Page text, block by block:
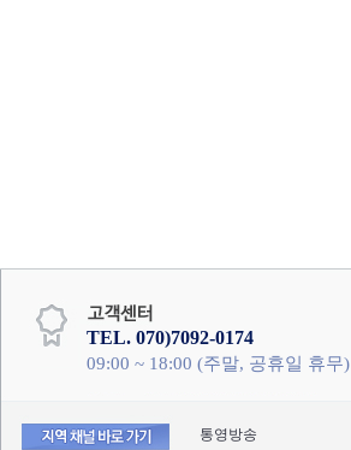
TEL. 070)7092-0174
09:00 ~ 18:00 (주말, 공휴일 휴무)
통영방송